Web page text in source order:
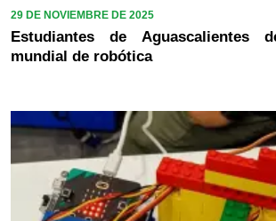
29 DE NOVIEMBRE DE 2025
Estudiantes de Aguascalientes
mundial de robótica